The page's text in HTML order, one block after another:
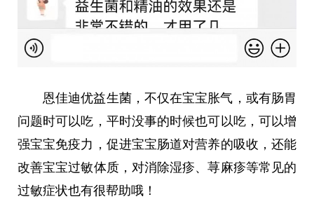
恩佳迪优益生菌，不仅在宝宝胀气，或有肠胃
问题时可以吃， 平时没事的时候也可以吃，可以增
强宝宝免疫力，促进宝宝肠道对营养的吸收，还能
改善宝宝过敏体质，对消除湿疹、荨麻疹等常见的
过敏症状也有很帮助哦！